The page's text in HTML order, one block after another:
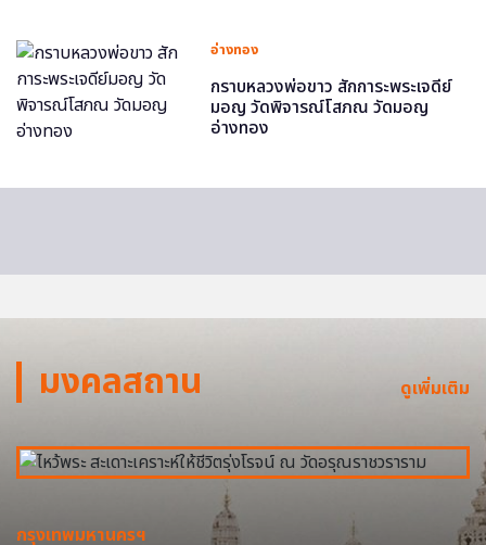
อ่างทอง
กราบหลวงพ่อขาว สักการะพระเจดีย์
มอญ วัดพิจารณ์โสภณ วัดมอญ
อ่างทอง
มงคลสถาน ดูเพิ่มเติม
กรุงเทพมหานครฯ